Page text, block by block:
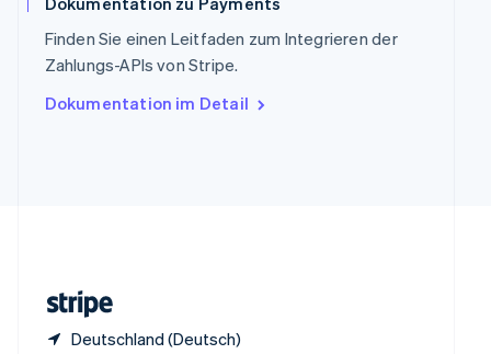
Finden Sie einen Leitfaden zum Integrieren der
Zahlungs-APIs von Stripe.
Dokumentation im Detail
Deutschland (Deutsch)
Tschechische Republik
English
English